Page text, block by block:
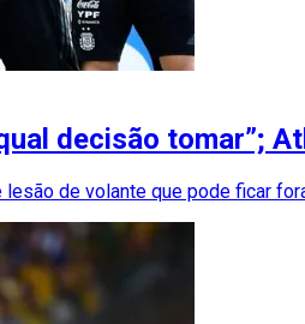
decisão tomar”;
de volante que pode ficar